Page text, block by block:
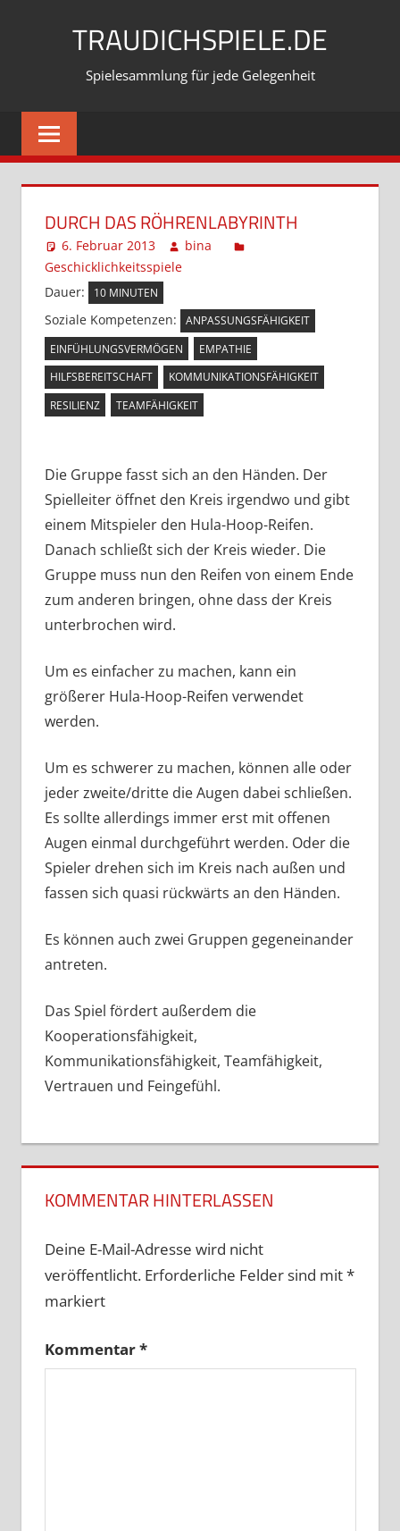
TRAUDICHSPIELE.DE
Spielesammlung für jede Gelegenheit
DURCH DAS RÖHRENLABYRINTH
6. Februar 2013
bina
Geschicklichkeitsspiele
Dauer:
10 MINUTEN
Soziale Kompetenzen:
ANPASSUNGSFÄHIGKEIT
EINFÜHLUNGSVERMÖGEN
EMPATHIE
HILFSBEREITSCHAFT
KOMMUNIKATIONSFÄHIGKEIT
RESILIENZ
TEAMFÄHIGKEIT
Die Gruppe fasst sich an den Händen. Der
Spielleiter öffnet den Kreis irgendwo und gibt
einem Mitspieler den Hula-Hoop-Reifen.
Danach schließt sich der Kreis wieder. Die
Gruppe muss nun den Reifen von einem Ende
zum anderen bringen, ohne dass der Kreis
unterbrochen wird.
Um es einfacher zu machen, kann ein
größerer Hula-Hoop-Reifen verwendet
werden.
Um es schwerer zu machen, können alle oder
jeder zweite/dritte die Augen dabei schließen.
Es sollte allerdings immer erst mit offenen
Augen einmal durchgeführt werden. Oder die
Spieler drehen sich im Kreis nach außen und
fassen sich quasi rückwärts an den Händen.
Es können auch zwei Gruppen gegeneinander
antreten.
Das Spiel fördert außerdem die
Kooperationsfähigkeit,
Kommunikationsfähigkeit, Teamfähigkeit,
Vertrauen und Feingefühl.
KOMMENTAR HINTERLASSEN
Deine E-Mail-Adresse wird nicht
veröffentlicht. Erforderliche Felder sind mit*
markiert
Kommentar*